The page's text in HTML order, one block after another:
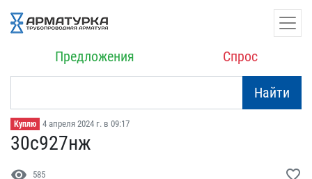
Предложения Спрос
Найти
Куплю 4 апреля 2024 г. в 09:17
30с927нж
visibility 585 favorite_border